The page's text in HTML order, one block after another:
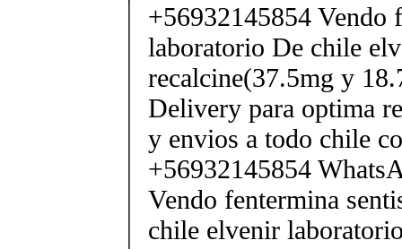
+56932145854 Vendo
laboratorio De chile
recalcine(37.5mg y
Delivery para optima
y envios a todo chile
+56932145854
Vendo fentermina
chile elvenir